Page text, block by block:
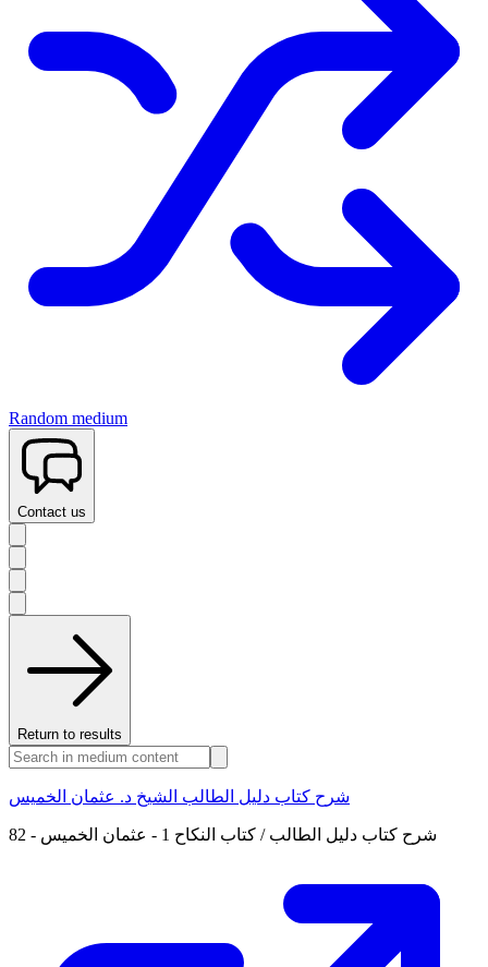
Random medium
Contact us
Return to results
شرح كتاب دليل الطالب الشيخ د. عثمان الخميس
82 - شرح كتاب دليل الطالب / كتاب النكاح 1 - عثمان الخميس